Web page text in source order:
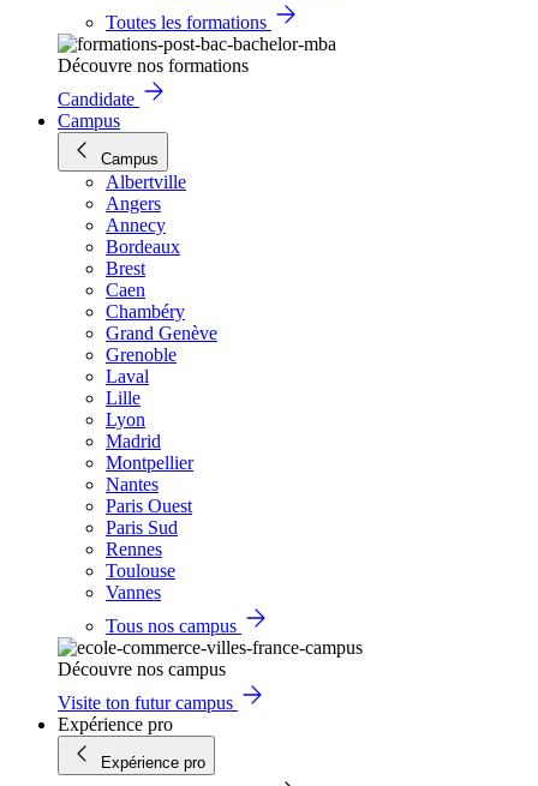
Toutes les formations
Découvre nos formations
Candidate
Campus
Campus
Albertville
Angers
Annecy
Bordeaux
Brest
Caen
Chambéry
Grand Genève
Grenoble
Laval
Lille
Lyon
Madrid
Montpellier
Nantes
Paris Ouest
Paris Sud
Rennes
Toulouse
Vannes
Tous nos campus
Découvre nos campus
Visite ton futur campus
Expérience pro
Expérience pro